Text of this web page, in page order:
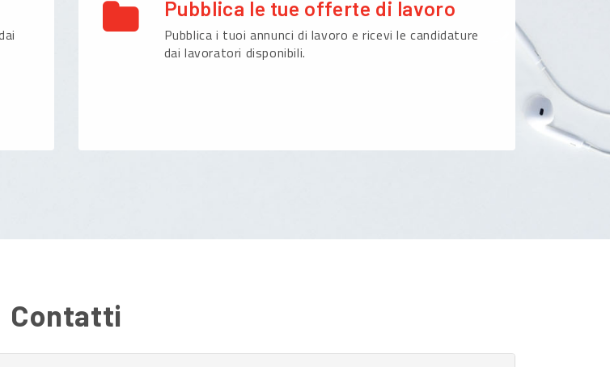
Pubblica le tue offerte di lavoro
Pubblica i tuoi annunci di lavoro e ricevi le candidature
dai lavoratori disponibili.
Contatti